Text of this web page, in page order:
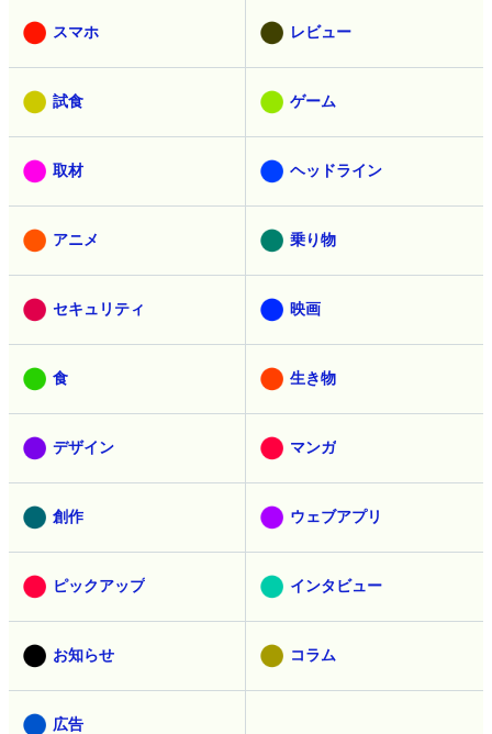
スマホ レビュー
試食 ゲーム
取材 ヘッドライン
アニメ 乗り物
セキュリティ 映画
食 生き物
デザイン マンガ
創作 ウェブアプリ
ピックアップ インタビュー
お知らせ コラム
広告